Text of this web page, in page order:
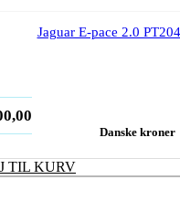
Jaguar E-pace 2.0
Danske kroner
TIL KURV